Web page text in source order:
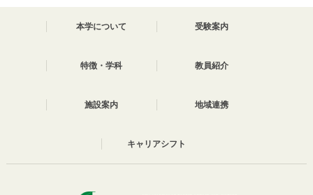
本学について 受験案内
特徴・学科 教員紹介
施設案内 地域連携
キャリアシフト